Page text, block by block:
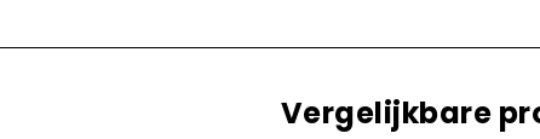
Vergelijkbare